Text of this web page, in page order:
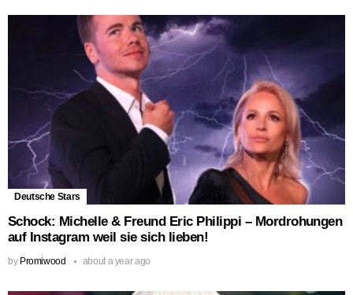
Deutsche Stars
Schock: Michelle & Freund Eric Philippi – Mordrohungen
auf Instagram weil sie sich lieben!
by Promiwood about a year ago